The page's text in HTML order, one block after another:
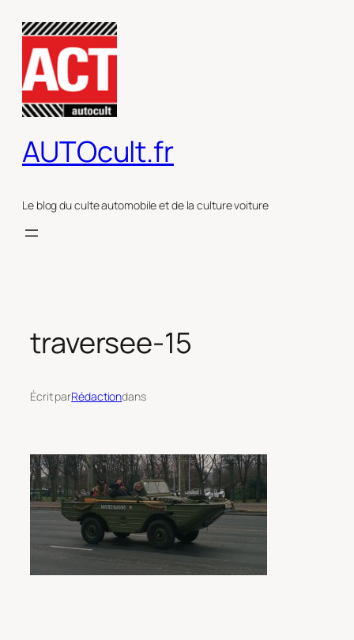
contenu
AUTOcult.fr
Le blog du culte automobile et de la culture voiture
traversee-15
Écrit parRédactiondans